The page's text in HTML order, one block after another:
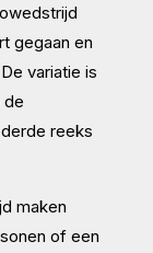
gegaan en
variatie is
de
reeks
maken
of een